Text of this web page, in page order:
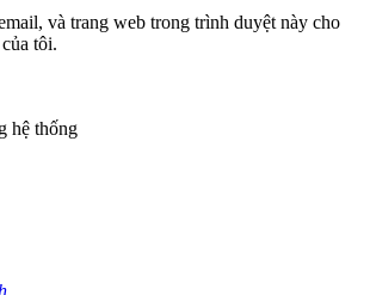
và trang web trong trình duyệt này cho
tôi.
hệ thống